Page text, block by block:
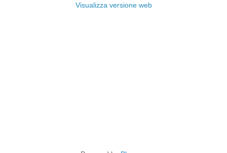
Visualizza versione web